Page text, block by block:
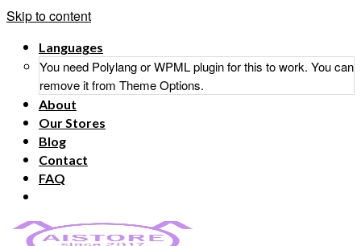
Skip to content
Languages
You need Polylang or WPML plugin for this to work. You can
remove it from Theme Options.
About
Our Stores
Blog
Contact
FAQ